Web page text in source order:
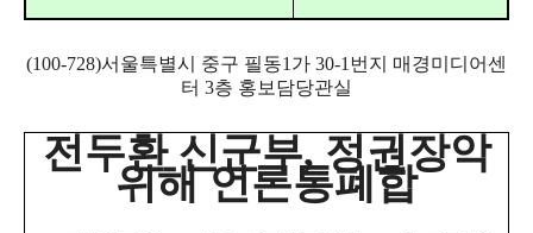
(100-728)서울특별시 중구 필동1가 30-1번지 매경미디어센
터 3층 홍보담당관실
전두환 신군부, 정권장악
위해 언론통폐합